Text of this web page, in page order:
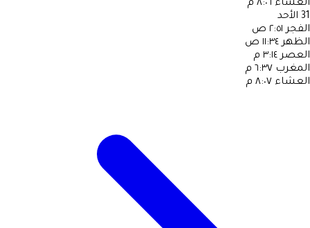
العشاء ٨:٠٦ م
31 الأحد
الفجر ٢:٥١ ص
الظهر ١١:٣٤ ص
العصر ٣:١٤ م
المغرب ٦:٣٧ م
العشاء ٨:٠٧ م